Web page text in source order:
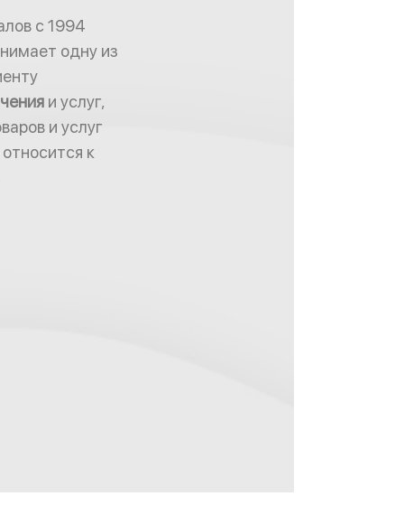
с 1994
одну из
и услуг,
и услуг
к